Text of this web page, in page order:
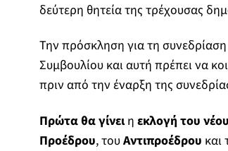
δεύτερη θητεία της τρέχουσας
Την πρόσκληση για τη
Συμβουλίου και αυτή πρέπει να
πριν από την έναρξη της
Πρώτα θα γίνειη εκλογή του
Προέδρου, τουΑντιπροέδρου και